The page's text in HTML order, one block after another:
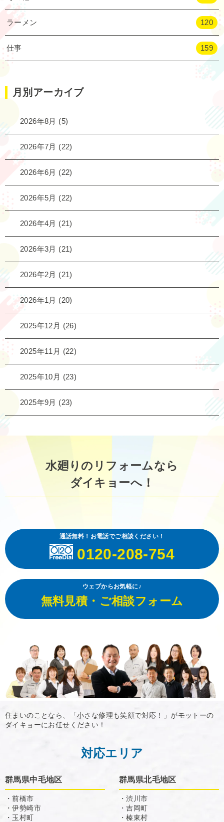
ラーメン 120
仕事 159
月別アーカイブ
2026年8月 (5)
2026年7月 (22)
2026年6月 (22)
2026年5月 (22)
2026年4月 (21)
2026年3月 (21)
2026年2月 (21)
2026年1月 (20)
2025年12月 (26)
2025年11月 (22)
2025年10月 (23)
2025年9月 (23)
水廻りのリフォームなら
ダイキョーへ！
通話無料！お電話でご相談ください！
0120-208-754
ウェブからお気軽に♪
無料見積・ご相談フォーム
住まいのことなら、「小さな修理も笑顔で対応！」がモットーの
ダイキョーにお任せください！
対応エリア
群馬県中毛地区
・前橋市
・伊勢崎市
・玉村町
群馬県北毛地区
・渋川市
・吉岡町
・榛東村